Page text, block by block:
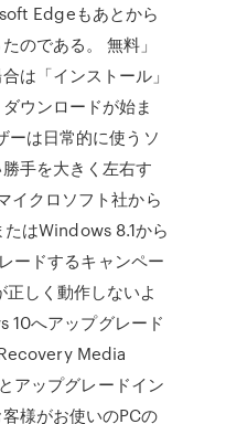
Edgeもあとから
のである。 無料」
は「インストール」
ウンロードが始ま
ーは日常的に使うソ
手を大きく左右す
イクロソフト社から
はWindows 8.1から
ードするキャンペー
しく動作しないよ
10へアップグレード
Media
アップグレードイン
様がお使いのPCの